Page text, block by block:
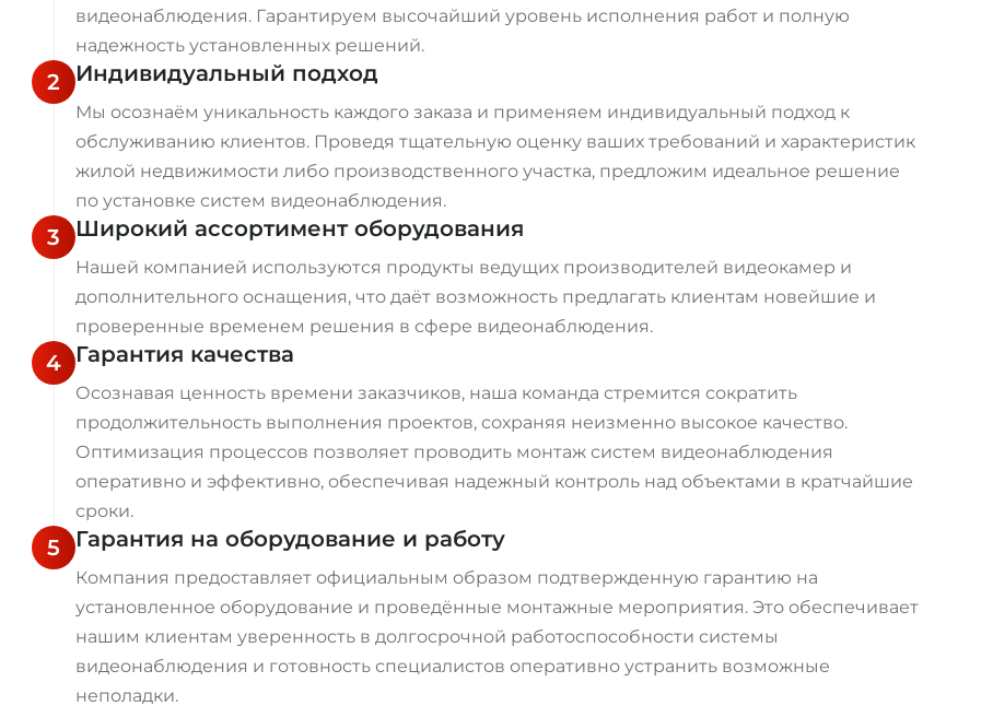
видеонаблюдения. Гарантируем высочайший уровень исполнения работ и полную
надежность установленных решений.
2 Индивидуальный подход
Мы осознаём уникальность каждого заказа и применяем индивидуальный подход к
обслуживанию клиентов. Проведя тщательную оценку ваших требований и характеристик
жилой недвижимости либо производственного участка, предложим идеальное решение
по установке систем видеонаблюдения.
3 Широкий ассортимент оборудования
Нашей компанией используются продукты ведущих производителей видеокамер и
дополнительного оснащения, что даёт возможность предлагать клиентам новейшие и
проверенные временем решения в сфере видеонаблюдения.
4 Гарантия качества
Осознавая ценность времени заказчиков, наша команда стремится сократить
продолжительность выполнения проектов, сохраняя неизменно высокое качество.
Оптимизация процессов позволяет проводить монтаж систем видеонаблюдения
оперативно и эффективно, обеспечивая надежный контроль над объектами в кратчайшие
сроки.
5 Гарантия на оборудование и работу
Компания предоставляет официальным образом подтвержденную гарантию на
установленное оборудование и проведённые монтажные мероприятия. Это обеспечивает
нашим клиентам уверенность в долгосрочной работоспособности системы
видеонаблюдения и готовность специалистов оперативно устранить возможные
неполадки.